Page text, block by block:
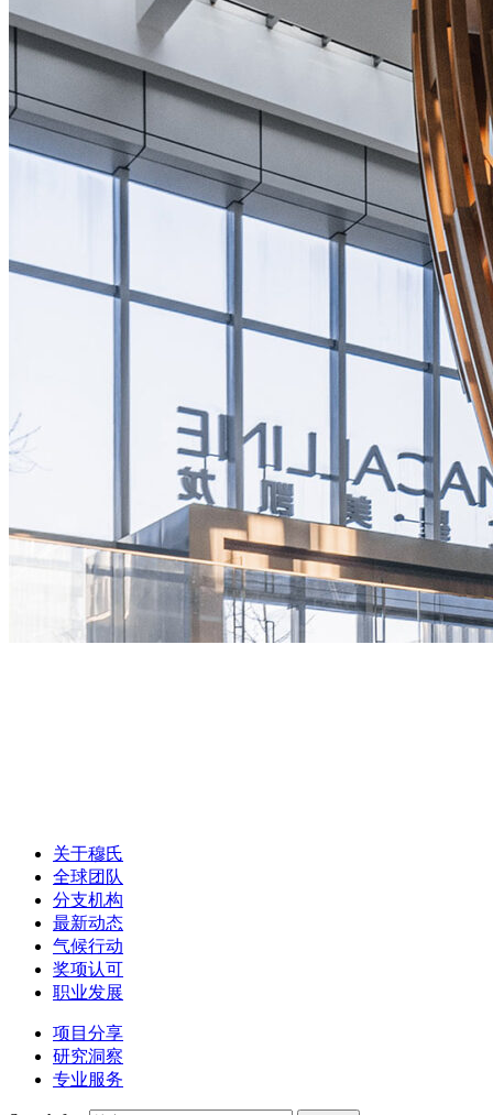
关于穆氏
全球团队
分支机构
最新动态
气候行动
奖项认可
职业发展
项目分享
研究洞察
专业服务